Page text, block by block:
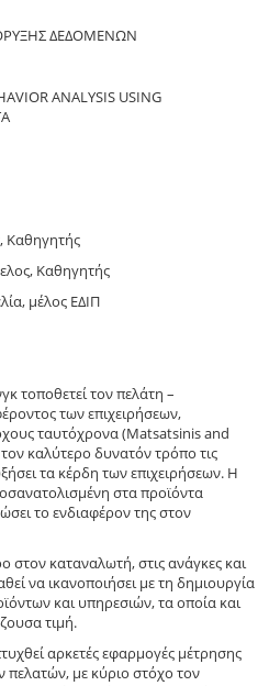
ΔΕΔΟΜΕΝΩΝ
ANALYSIS USING
Καθηγητής
Καθηγητής
μέλος ΕΔΙΠ
τοποθετεί τον πελάτη –
των επιχειρήσεων,
ταυτόχρονα (Matsatsinis and
καλύτερο δυνατόν τρόπο τις
τα κέρδη των επιχειρήσεων. Η
στα προϊόντα
το ενδιαφέρον της στον
στον καταναλωτή, στις ανάγκες και
να ικανοποιήσει με τη δημιουργία
και υπηρεσιών, τα οποία και
τιμή.
αρκετές εφαρμογές μέτρησης
πελατών, με κύριο στόχο τον